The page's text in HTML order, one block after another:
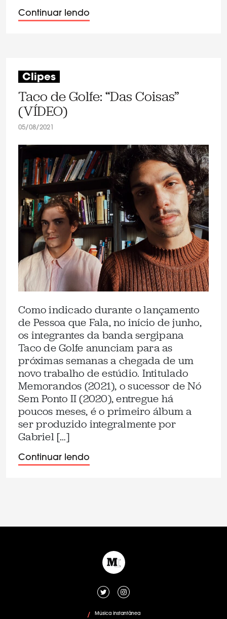
Continuar lendo
Clipes
Taco de Golfe: “Das Coisas”
(VÍDEO)
05/08/2021
Como indicado durante o lançamento
de Pessoa que Fala, no início de junho,
os integrantes da banda sergipana
Taco de Golfe anunciam para as
próximas semanas a chegada de um
novo trabalho de estúdio. Intitulado
Memorandos (2021), o sucessor de Nó
Sem Ponto II (2020), entregue há
poucos meses, é o primeiro álbum a
ser produzido integralmente por
Gabriel […]
Continuar lendo
/ Música instantânea